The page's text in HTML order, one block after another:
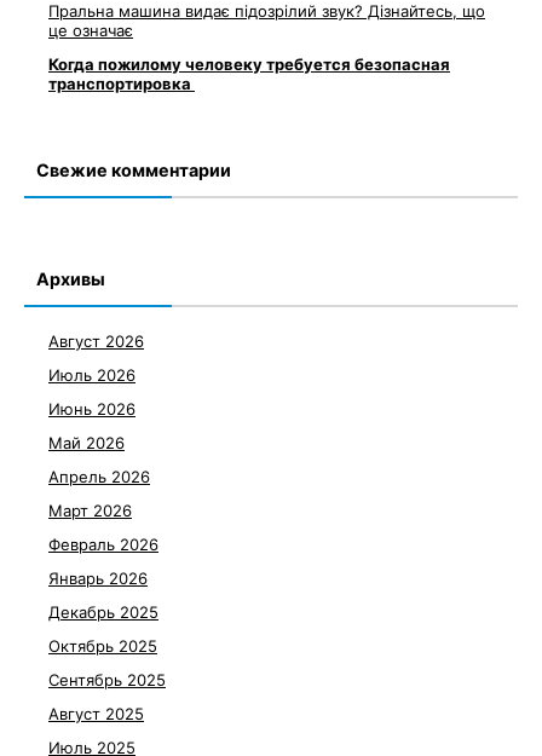
Пральна машина видає підозрілий звук? Дізнайтесь, що
це означає
Когда пожилому человеку требуется безопасная
транспортировка
Свежие комментарии
Архивы
Август 2026
Июль 2026
Июнь 2026
Май 2026
Апрель 2026
Март 2026
Февраль 2026
Январь 2026
Декабрь 2025
Октябрь 2025
Сентябрь 2025
Август 2025
Июль 2025